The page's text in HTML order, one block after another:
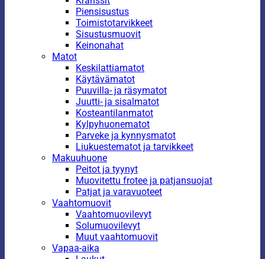
Piensisustus
Toimistotarvikkeet
Sisustusmuovit
Keinonahat
Matot
Keskilattiamatot
Käytävämatot
Puuvilla- ja räsymatot
Juutti- ja sisalmatot
Kosteantilanmatot
Kylpyhuonematot
Parveke ja kynnysmatot
Liukuestematot ja tarvikkeet
Makuuhuone
Peitot ja tyynyt
Muovitettu frotee ja patjansuojat
Patjat ja varavuoteet
Vaahtomuovit
Vaahtomuovilevyt
Solumuovilevyt
Muut vaahtomuovit
Vapaa-aika